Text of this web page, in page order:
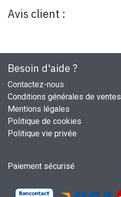
Avis client :
Besoin d'aide ?
Contactez-nous
Conditions générales de ventes
Mentions légales
Politique de cookies
Politique vie privée
Paiement sécurisé